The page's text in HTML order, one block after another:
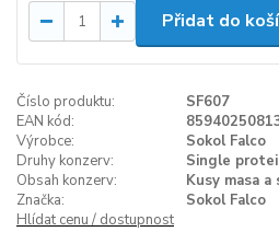
Přidat do
Číslo produktu:
SF607
EAN kód:
Výrobce:
Sokol Falco
Druhy konzerv:
Single
Obsah konzerv:
Kusy masa a
Značka:
Sokol Falco
Hlídat cenu / dostupnost